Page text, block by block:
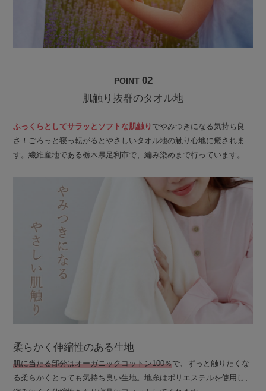
POINT 02
肌触り抜群のタオル地
ふっくらとしてサラッとソフトな肌触り でやみつきになる気持ち良
さ！ごろっと寝っ転がるとやさしいタオル地の触り心地に癒されま
す。繊維産地である栃木県足利市で、編み染めまで行っています。
柔らかく伸縮性のある生地
肌に当たる部分はオーガニックコットン100％で、ずっと触りたくな
る柔らかくとっても気持ち良い生地。地糸はポリエステルを使用し、